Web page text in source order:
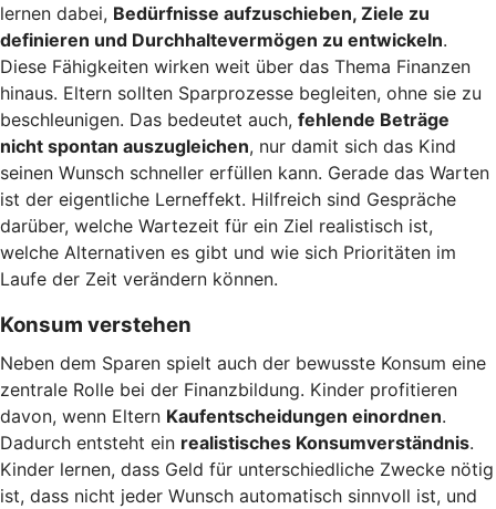
lernen dabei, Bedürfnisse aufzuschieben, Ziele zu
definieren und Durchhaltevermögen zu entwickeln.
Diese Fähigkeiten wirken weit über das Thema Finanzen
hinaus. Eltern sollten Sparprozesse begleiten, ohne sie zu
beschleunigen. Das bedeutet auch, fehlende Beträge
nicht spontan auszugleichen, nur damit sich das Kind
seinen Wunsch schneller erfüllen kann. Gerade das Warten
ist der eigentliche Lerneffekt. Hilfreich sind Gespräche
darüber, welche Wartezeit für ein Ziel realistisch ist,
welche Alternativen es gibt und wie sich Prioritäten im
Laufe der Zeit verändern können.
Konsum verstehen
Neben dem Sparen spielt auch der bewusste Konsum eine
zentrale Rolle bei der Finanzbildung. Kinder profitieren
davon, wenn Eltern Kaufentscheidungen einordnen.
Dadurch entsteht ein realistisches Konsumverständnis.
Kinder lernen, dass Geld für unterschiedliche Zwecke nötig
ist, dass nicht jeder Wunsch automatisch sinnvoll ist, und